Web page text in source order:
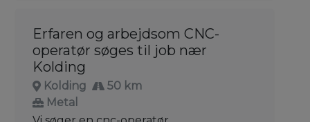
Erfaren og arbejdsom CNC-
operatør søges til job nær
Kolding
Kolding
50 km
Metal